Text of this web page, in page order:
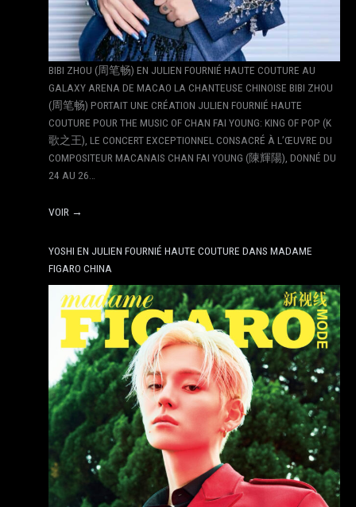
BIBI ZHOU (周笔畅) EN JULIEN FOURNIÉ HAUTE COUTURE AU
GALAXY ARENA DE MACAO LA CHANTEUSE CHINOISE BIBI ZHOU
(周笔畅) PORTAIT UNE CRÉATION JULIEN FOURNIÉ HAUTE
COUTURE POUR THE MUSIC OF CHAN FAI YOUNG: KING OF POP (K
歌之王), LE CONCERT EXCEPTIONNEL CONSACRÉ À L’ŒUVRE DU
COMPOSITEUR MACANAIS CHAN FAI YOUNG (陳輝陽), DONNÉ DU
24 AU 26…
VOIR →
YOSHI EN JULIEN FOURNIÉ HAUTE COUTURE DANS MADAME
FIGARO CHINA